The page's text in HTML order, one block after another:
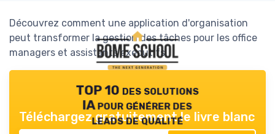
Découvrez comment une application d'organisation
peut transformer la gestion des tâches pour les office
managers et assistants exécutifs.
TOP 10 des solutions
IA pour générer des
leads de qualité
Téléchargez gratuitement le livre blanc